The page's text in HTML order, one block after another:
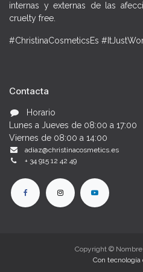
internas y externas de las
cruelty free.
#ChristinaCosmeticsEs
Contacta
Horario
Lunes a Jueves de 08:00 a 17:00
Viernes de 08:00 a 14:00
adiaz@christinacosmetics.es
+ 34 915 12 42 49
Copyright ©
Con tecnología